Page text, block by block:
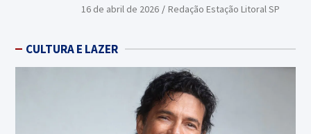
16 de abril de 2026 Redação Estação Litoral SP
CULTURA E LAZER